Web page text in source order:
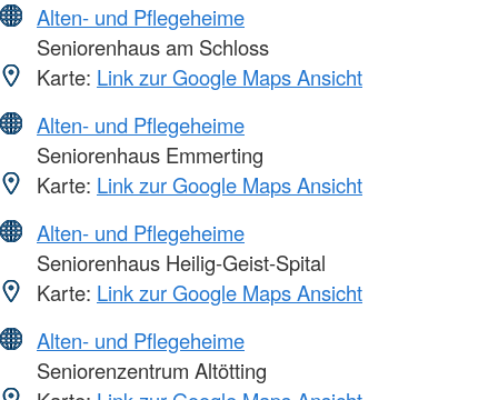
Alten- und Pflegeheime
Seniorenhaus am Schloss
Karte: Link zur Google Maps Ansicht
Alten- und Pflegeheime
Seniorenhaus Emmerting
Karte: Link zur Google Maps Ansicht
Alten- und Pflegeheime
Seniorenhaus Heilig-Geist-Spital
Karte: Link zur Google Maps Ansicht
Alten- und Pflegeheime
Seniorenzentrum Altötting